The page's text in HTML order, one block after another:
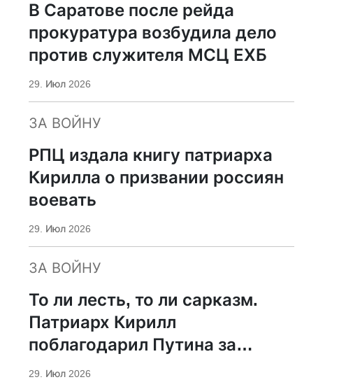
В Саратове после рейда
прокуратура возбудила дело
против служителя МСЦ ЕХБ
29. Июл 2026
ЗА ВОЙНУ
РПЦ издала книгу патриарха
Кирилла о призвании россиян
воевать
29. Июл 2026
ЗА ВОЙНУ
То ли лесть, то ли сарказм.
Патриарх Кирилл
поблагодарил Путина за
защиту суверенитета и
29. Июл 2026